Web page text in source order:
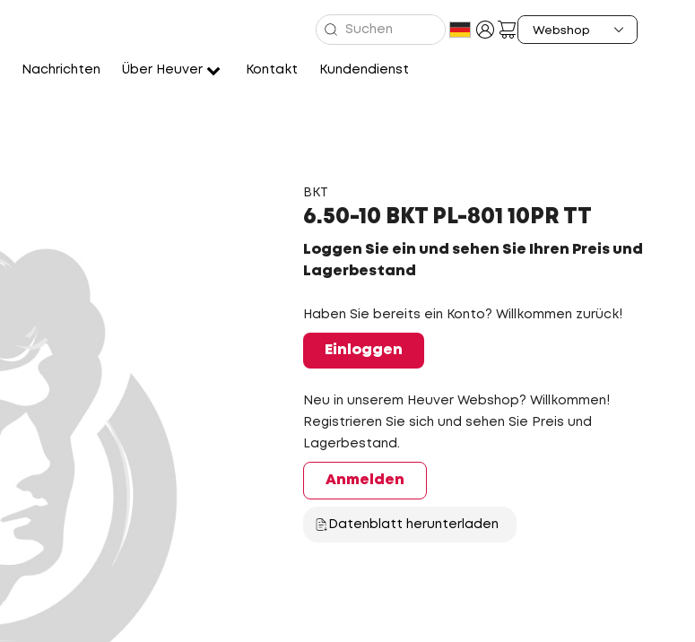
Nachrichten Über Heuver Kontakt Kundendienst
BKT
6.50-10 BKT PL-801 10PR TT
Loggen Sie ein und sehen Sie Ihren Preis und
Lagerbestand
Haben Sie bereits ein Konto? Willkommen zurück!
Einloggen
Neu in unserem Heuver Webshop? Willkommen!
Registrieren Sie sich und sehen Sie Preis und
Lagerbestand.
Anmelden
Datenblatt herunterladen